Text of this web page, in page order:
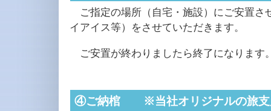
ご指定の場所（自宅・施設）にご安置さ
イアイス等）をさせていただきます。
ご安置が終わりましたら終了になります
④ご納棺 ※当社オリジナルの旅支